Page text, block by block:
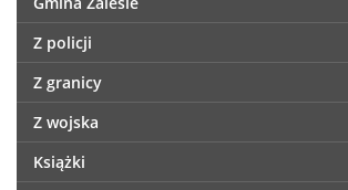
Z policji
Z granicy
Z wojska
Książki